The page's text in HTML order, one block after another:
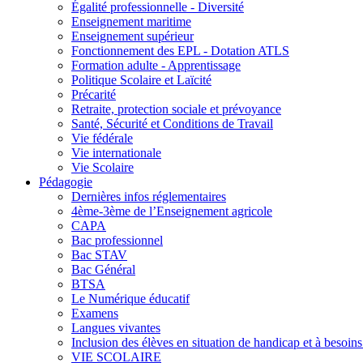
Égalité professionnelle - Diversité
Enseignement maritime
Enseignement supérieur
Fonctionnement des EPL - Dotation ATLS
Formation adulte - Apprentissage
Politique Scolaire et Laïcité
Précarité
Retraite, protection sociale et prévoyance
Santé, Sécurité et Conditions de Travail
Vie fédérale
Vie internationale
Vie Scolaire
Pédagogie
Dernières infos réglementaires
4ème-3ème de l’Enseignement agricole
CAPA
Bac professionnel
Bac STAV
Bac Général
BTSA
Le Numérique éducatif
Examens
Langues vivantes
Inclusion des élèves en situation de handicap et à
VIE SCOLAIRE